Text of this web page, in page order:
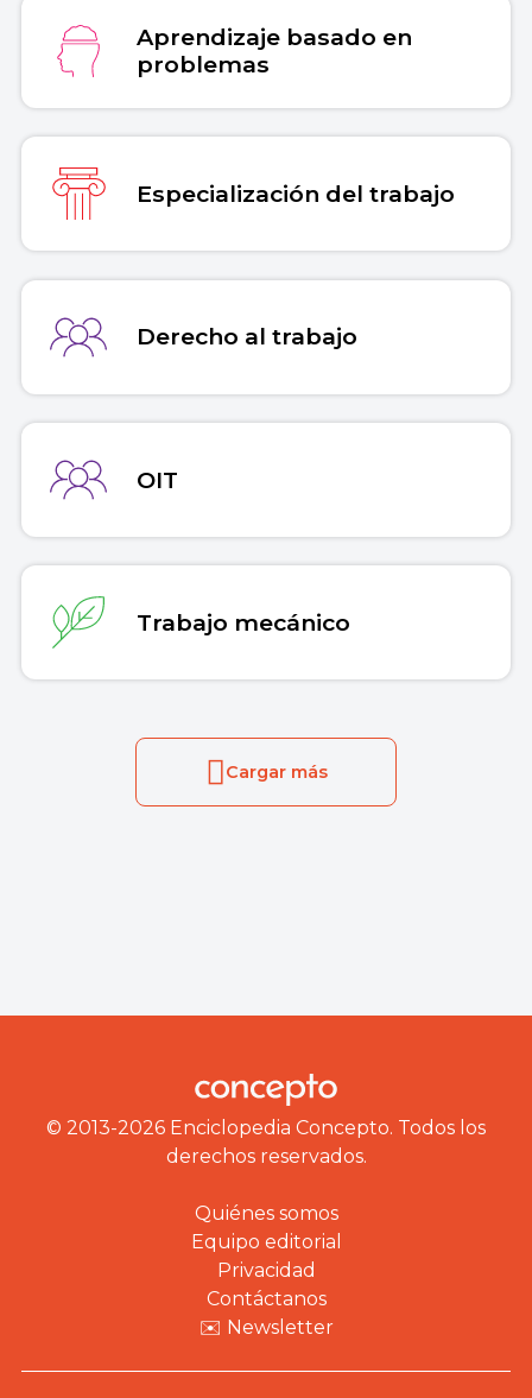
Aprendizaje basado en
problemas
Especialización del trabajo
Derecho al trabajo
OIT
Trabajo mecánico
Cargar más
© 2013-2026 Enciclopedia Concepto. Todos los
derechos reservados.
Quiénes somos
Equipo editorial
Privacidad
Contáctanos
✉️ Newsletter